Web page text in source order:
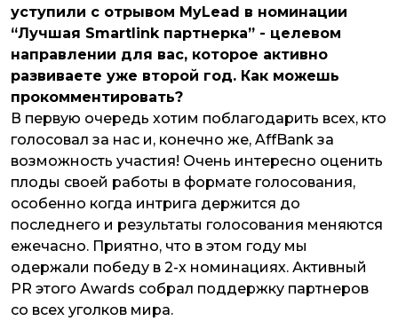
уступили с отрывом MyLead в номинации
“Лучшая Smartlink партнерка” - целевом
направлении для вас, которое активно
развиваете уже второй год. Как можешь
прокомментировать?
В первую очередь хотим поблагодарить всех, кто
голосовал за нас и, конечно же, AffBank за
возможность участия! Очень интересно оценить
плоды своей работы в формате голосования,
особенно когда интрига держится до
последнего и результаты голосования меняются
ежечасно. Приятно, что в этом году мы
одержали победу в 2-х номинациях. Активный
PR этого Awards собрал поддержку партнеров
со всех уголков мира.